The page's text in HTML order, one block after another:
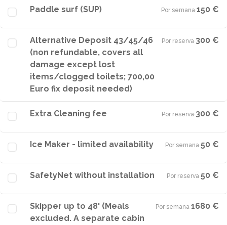
Paddle surf (SUP) Por semana·150 €
Alternative Deposit 43/45/46
(non refundable, covers all
damage except lost
items/clogged toilets; 700,00
Euro fix deposit needed)
Por reserva·300 €
Extra Cleaning fee Por reserva·300 €
Ice Maker - limited availability Por semana·50 €
SafetyNet without installation Por reserva·50 €
Skipper up to 48' (Meals
excluded. A separate cabin
Por semana·1680 €